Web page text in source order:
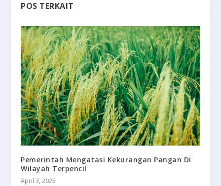
POS TERKAIT
Pemerintah Mengatasi Kekurangan Pangan Di
Wilayah Terpencil
April 3, 2025